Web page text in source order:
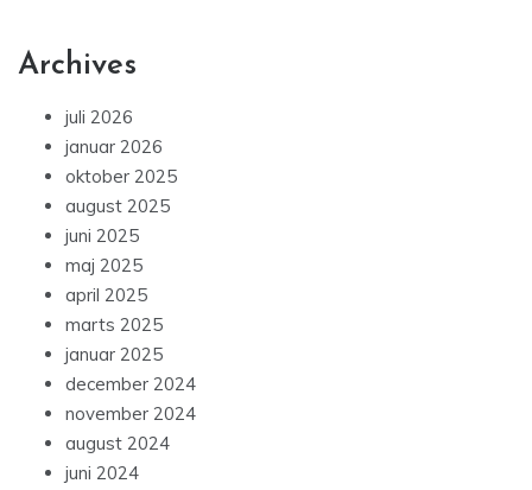
Archives
juli 2026
januar 2026
oktober 2025
august 2025
juni 2025
maj 2025
april 2025
marts 2025
januar 2025
december 2024
november 2024
august 2024
juni 2024